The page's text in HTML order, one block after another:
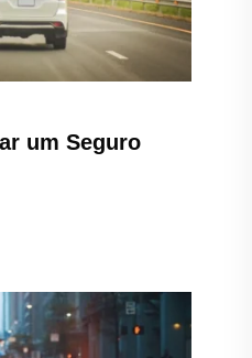
um Seguro